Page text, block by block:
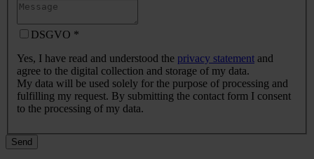
DSGVO *
Yes, I have read and understood the privacy statement and
agree to the digital collection and storage of my data.
My data will be used solely for the purpose of processing and
fulfilling my request. By submitting the contact form I consent
to the processing of my data.
Send